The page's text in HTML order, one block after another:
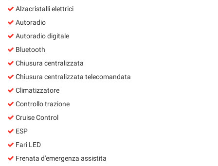
Alzacristalli elettrici
Autoradio
Autoradio digitale
Bluetooth
Chiusura centralizzata
Chiusura centralizzata telecomandata
Climatizzatore
Controllo trazione
Cruise Control
ESP
Fari LED
Frenata d'emergenza assistita